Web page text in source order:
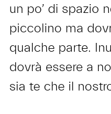
un po’ di spazio
piccolino ma
qualche parte.
dovrà essere a
sia te che il